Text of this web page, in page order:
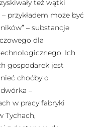
też wątki
przykładem może być
– substancje
dla
Ich
gospodarek jest
choćby o
–
w pracy fabryki
Tychach,